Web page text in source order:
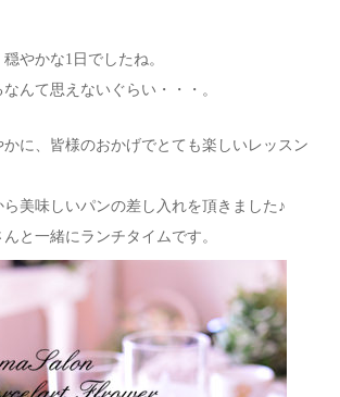
やかな1日でしたね。
んて思えないぐらい・・・。
に、皆様のおかげでとても楽しいレッスン
美味しいパンの差し入れを頂きました♪
と一緒にランチタイムです。